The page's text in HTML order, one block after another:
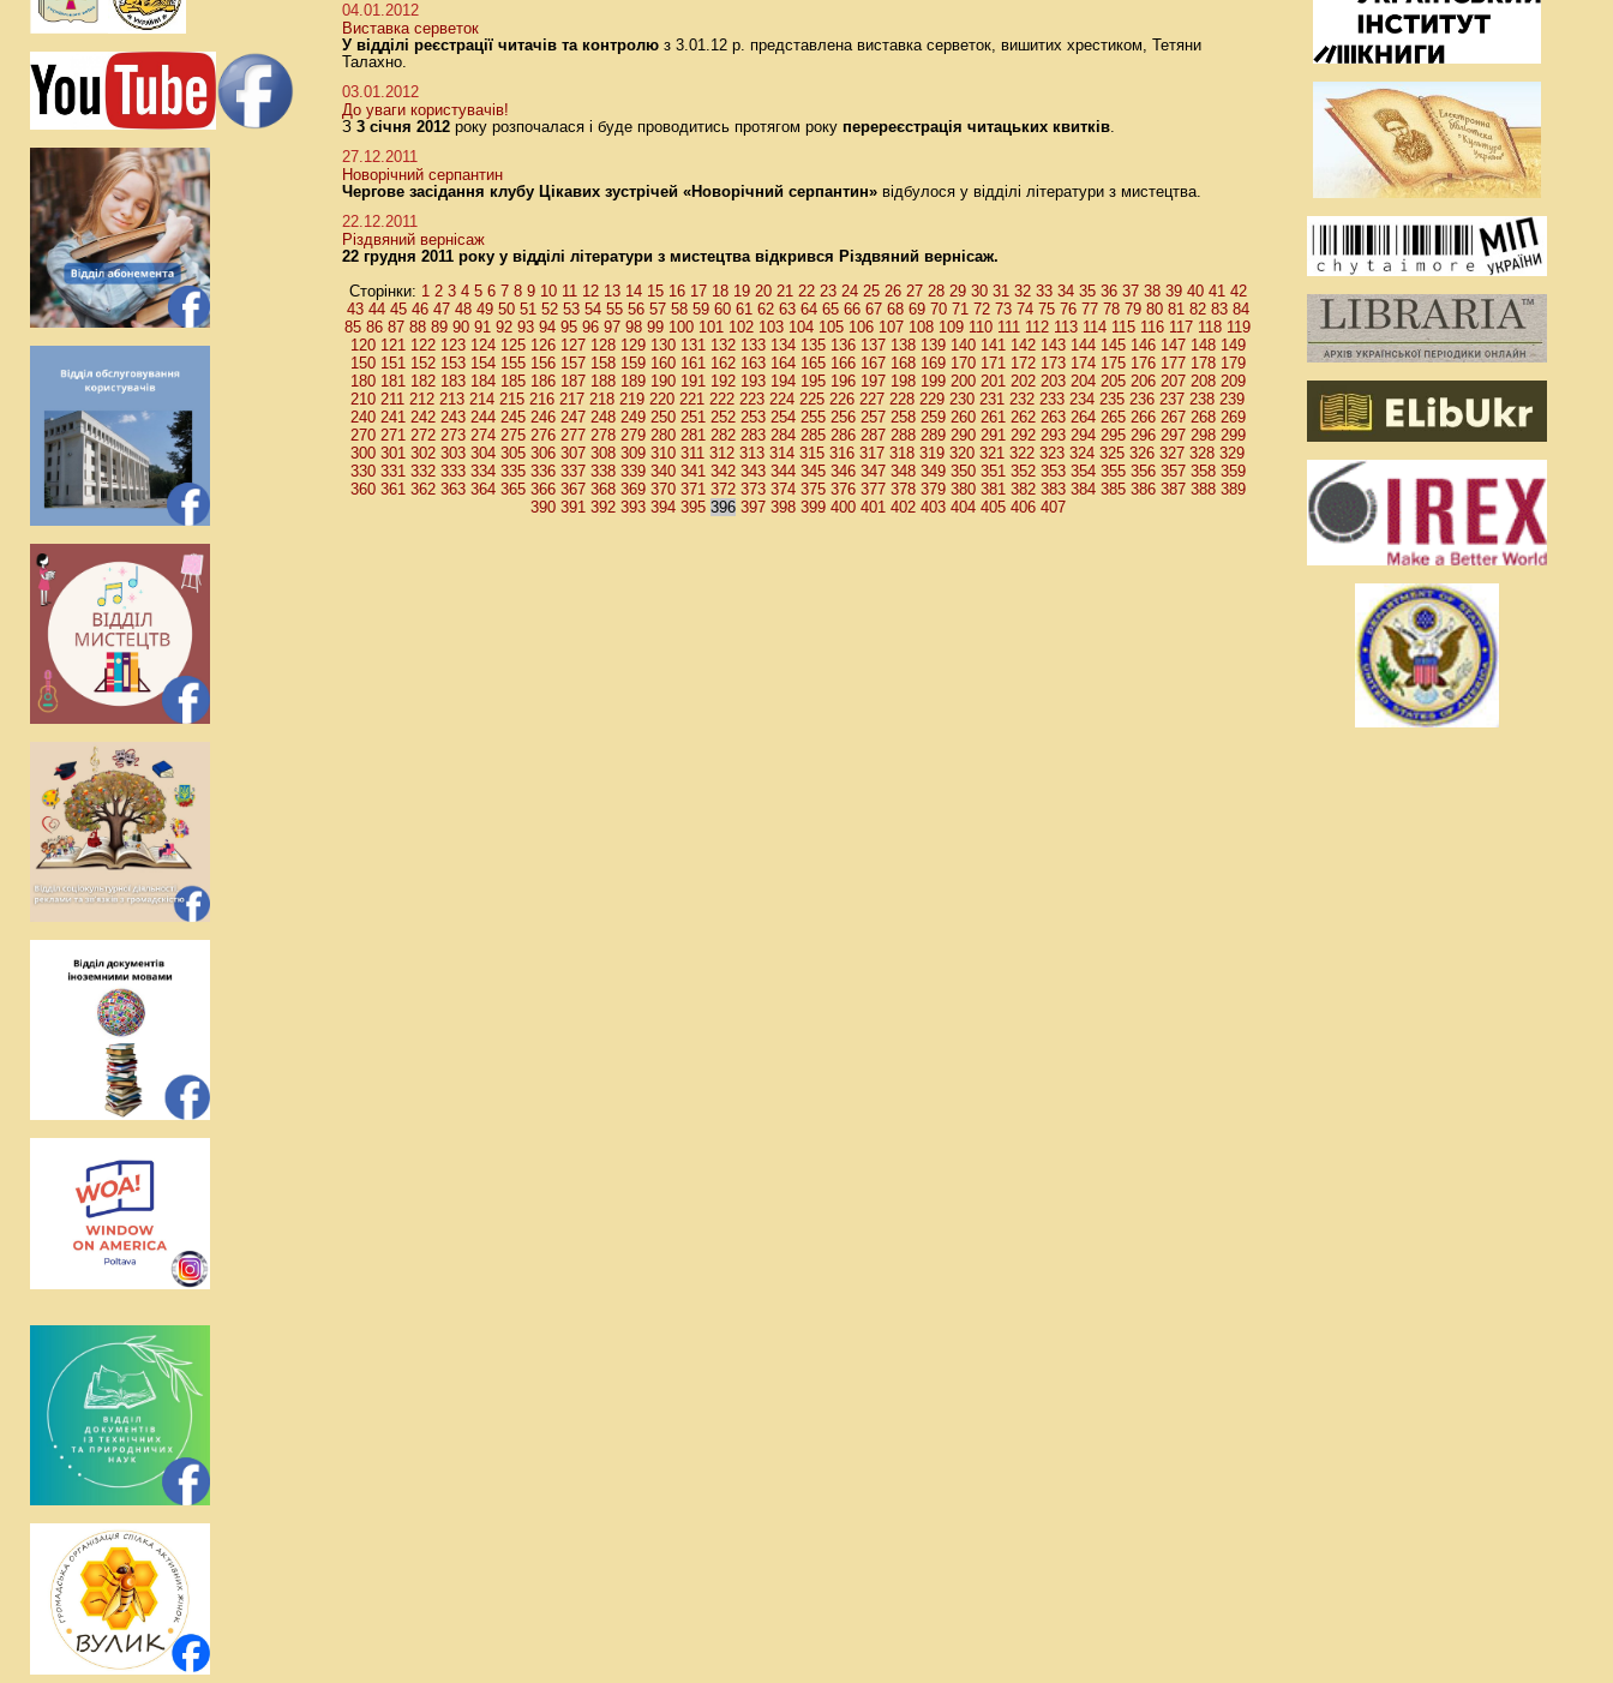
04.01.2012
Виставка серветок
У відділі реєстрації читачів та контролю з 3.01.12 р. представлена виставка серветок, вишитих хрестиком, Тетяни
Талахно.
03.01.2012
До уваги користувачів!
З 3 січня 2012 року розпочалася і буде проводитись протягом року перереєстрація читацьких квитків.
27.12.2011
Новорічний серпантин
Чергове засідання клубу Цікавих зустрічей «Новорічний серпантин» відбулося у відділі літератури з мистецтва.
22.12.2011
Різдвяний вернісаж
22 грудня 2011 року у відділі літератури з мистецтва відкрився Різдвяний вернісаж.
Сторінки: 1 2 3 4 5 6 7 8 9 10 11 12 13 14 15 16 17 18 19 20 21 22 23 24 25 26 27 28 29 30 31 32 33 34 35 36 37 38 39 40 41 42
43 44 45 46 47 48 49 50 51 52 53 54 55 56 57 58 59 60 61 62 63 64 65 66 67 68 69 70 71 72 73 74 75 76 77 78 79 80 81 82 83 84
85 86 87 88 89 90 91 92 93 94 95 96 97 98 99 100 101 102 103 104 105 106 107 108 109 110 111 112 113 114 115 116 117 118 119
120 121 122 123 124 125 126 127 128 129 130 131 132 133 134 135 136 137 138 139 140 141 142 143 144 145 146 147 148 149
150 151 152 153 154 155 156 157 158 159 160 161 162 163 164 165 166 167 168 169 170 171 172 173 174 175 176 177 178 179
180 181 182 183 184 185 186 187 188 189 190 191 192 193 194 195 196 197 198 199 200 201 202 203 204 205 206 207 208 209
210 211 212 213 214 215 216 217 218 219 220 221 222 223 224 225 226 227 228 229 230 231 232 233 234 235 236 237 238 239
240 241 242 243 244 245 246 247 248 249 250 251 252 253 254 255 256 257 258 259 260 261 262 263 264 265 266 267 268 269
270 271 272 273 274 275 276 277 278 279 280 281 282 283 284 285 286 287 288 289 290 291 292 293 294 295 296 297 298 299
300 301 302 303 304 305 306 307 308 309 310 311 312 313 314 315 316 317 318 319 320 321 322 323 324 325 326 327 328 329
330 331 332 333 334 335 336 337 338 339 340 341 342 343 344 345 346 347 348 349 350 351 352 353 354 355 356 357 358 359
360 361 362 363 364 365 366 367 368 369 370 371 372 373 374 375 376 377 378 379 380 381 382 383 384 385 386 387 388 389
390 391 392 393 394 395 396 397 398 399 400 401 402 403 404 405 406 407